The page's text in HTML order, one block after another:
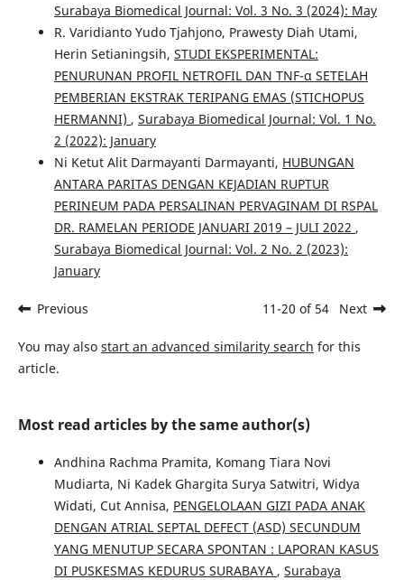
Surabaya Biomedical Journal: Vol. 3 No. 3 (2024): May
R. Varidianto Yudo Tjahjono, Prawesty Diah Utami,
Herin Setianingsih, STUDI EKSPERIMENTAL:
PENURUNAN PROFIL NETROFIL DAN TNF-α SETELAH
PEMBERIAN EKSTRAK TERIPANG EMAS (STICHOPUS
HERMANNI) , Surabaya Biomedical Journal: Vol. 1 No.
2 (2022): January
Ni Ketut Alit Darmayanti Darmayanti, HUBUNGAN
ANTARA PARITAS DENGAN KEJADIAN RUPTUR
PERINEUM PADA PERSALINAN PERVAGINAM DI RSPAL
DR. RAMELAN PERIODE JANUARI 2019 – JULI 2022 ,
Surabaya Biomedical Journal: Vol. 2 No. 2 (2023):
January
Previous 11-20 of 54 Next
You may also start an advanced similarity search for this
article.
Most read articles by the same author(s)
Andhina Rachma Pramita, Komang Tiara Novi
Mudiarta, Ni Kadek Ghargita Surya Satwitri, Widya
Widati, Cut Annisa, PENGELOLAAN GIZI PADA ANAK
DENGAN ATRIAL SEPTAL DEFECT (ASD) SECUNDUM
YANG MENUTUP SECARA SPONTAN : LAPORAN KASUS
DI PUSKESMAS KEDURUS SURABAYA , Surabaya